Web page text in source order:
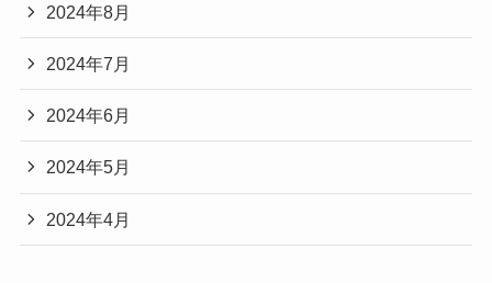
2024年8月
2024年7月
2024年6月
2024年5月
2024年4月